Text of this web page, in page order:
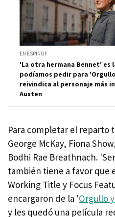
EN ESPINOF
'La otra hermana Bennet' es
podíamos pedir para
reivindica al personaje más
Austen
Para completar el reparto
George McKay, Fiona
Bodhi Rae Breathnach.
también tiene a favor que
Working Title y Focus
encargaron de la 'Orgullo
y les quedó una película